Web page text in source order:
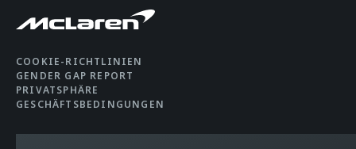
COOKIE-RICHTLINIEN
GENDER GAP REPORT
PRIVATSPHÄRE
GESCHÄFTSBEDINGUNGEN